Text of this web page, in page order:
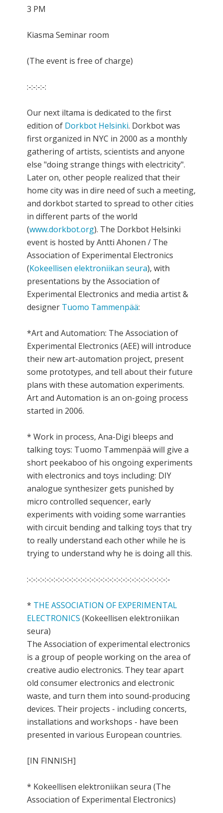
3 PM
Kiasma Seminar room
(The event is free of charge)
:-:-:-:-:
Our next iltama is dedicated to the first
edition of Dorkbot Helsinki. Dorkbot was
first organized in NYC in 2000 as a monthly
gathering of artists, scientists and anyone
else "doing strange things with electricity".
Later on, other people realized that their
home city was in dire need of such a meeting,
and dorkbot started to spread to other cities
in different parts of the world
(www.dorkbot.org). The Dorkbot Helsinki
event is hosted by Antti Ahonen / The
Association of Experimental Electronics
(Kokeellisen elektroniikan seura), with
presentations by the Association of
Experimental Electronics and media artist &
designer Tuomo Tammenpää:
*Art and Automation: The Association of
Experimental Electronics (AEE) will introduce
their new art-automation project, present
some prototypes, and tell about their future
plans with these automation experiments.
Art and Automation is an on-going process
started in 2006.
* Work in process, Ana-Digi bleeps and
talking toys: Tuomo Tammenpää will give a
short peekaboo of his ongoing experiments
with electronics and toys including: DIY
analogue synthesizer gets punished by
micro controlled sequencer, early
experiments with voiding some warranties
with circuit bending and talking toys that try
to really understand each other while he is
trying to understand why he is doing all this.
:-:-:-:-:-:-:-:-:-:-:-:-:-:-:-:-:-:-:-:-:-:-:-:-:-:-:-:-:-:-:-:-
* THE ASSOCIATION OF EXPERIMENTAL
ELECTRONICS (Kokeellisen elektroniikan
seura)
The Association of experimental electronics
is a group of people working on the area of
creative audio electronics. They tear apart
old consumer electronics and electronic
waste, and turn them into sound-producing
devices. Their projects - including concerts,
installations and workshops - have been
presented in various European countries.
[IN FINNISH]
* Kokeellisen elektroniikan seura (The
Association of Experimental Electronics)